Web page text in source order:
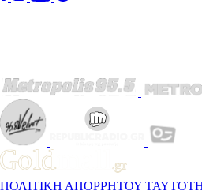
ΠΟΛΙΤΙΚΗ ΑΠΟΡΡΗΤΟΥ